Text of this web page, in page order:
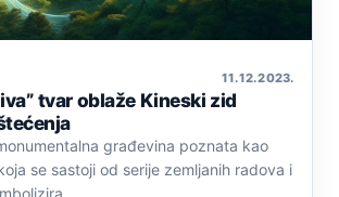
11. 12. 2023.
tvar oblaže Kineski zid
građevina poznata kao
se sastoji od serije zemljanih radova i